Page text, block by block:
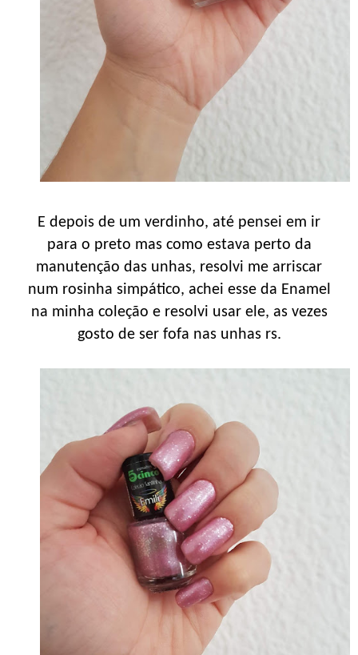
E depois de um verdinho, até pensei em ir
para o preto mas como estava perto da
manutenção das unhas, resolvi me arriscar
num rosinha simpático, achei esse da Enamel
na minha coleção e resolvi usar ele, as vezes
gosto de ser fofa nas unhas rs.